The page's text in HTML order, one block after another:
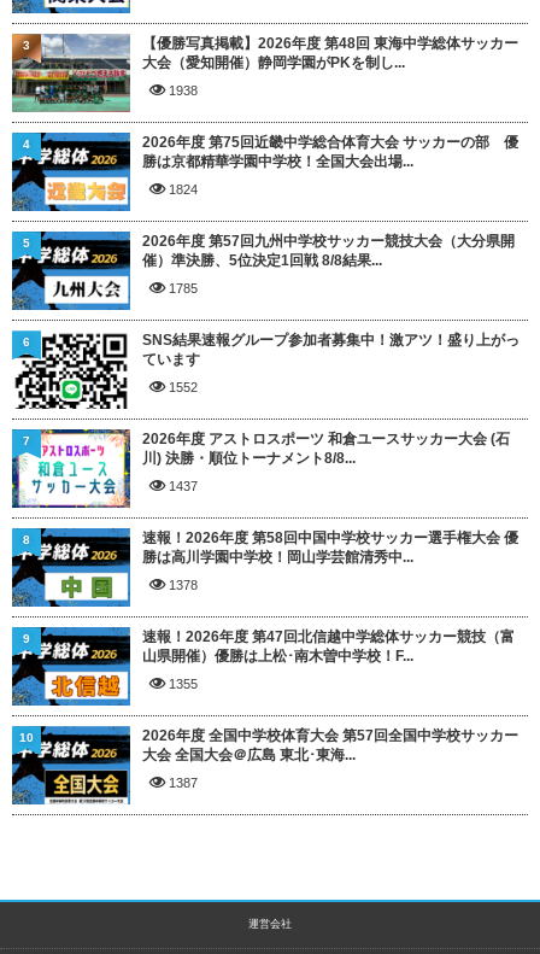
【優勝写真掲載】2026年度 第48回 東海中学総体サッカー
大会（愛知開催）静岡学園がPKを制し...
1938
3
2026年度 第75回近畿中学総合体育大会 サッカーの部 優
勝は京都精華学園中学校！全国大会出場...
1824
4
2026年度 第57回九州中学校サッカー競技大会（大分県開
催）準決勝、5位決定1回戦 8/8結果...
1785
5
SNS結果速報グループ参加者募集中！激アツ！盛り上がっ
ています
1552
6
2026年度 アストロスポーツ 和倉ユースサッカー大会 (石
川) 決勝・順位トーナメント8/8...
1437
7
速報！2026年度 第58回中国中学校サッカー選手権大会 優
勝は高川学園中学校！岡山学芸館清秀中...
1378
8
速報！2026年度 第47回北信越中学総体サッカー競技（富
山県開催）優勝は上松･南木曽中学校！F...
1355
9
2026年度 全国中学校体育大会 第57回全国中学校サッカー
大会 全国大会＠広島 東北･東海...
1387
10
運営会社